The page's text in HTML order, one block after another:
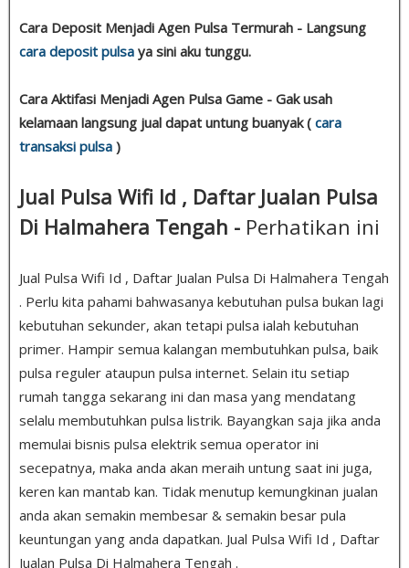
Cara Deposit Menjadi Agen Pulsa Termurah - Langsung
cara deposit pulsa ya sini aku tunggu.
Cara Aktifasi Menjadi Agen Pulsa Game - Gak usah
kelamaan langsung jual dapat untung buanyak ( cara
transaksi pulsa )
Jual Pulsa Wifi Id , Daftar Jualan Pulsa
Di Halmahera Tengah - Perhatikan ini
Jual Pulsa Wifi Id , Daftar Jualan Pulsa Di Halmahera Tengah
. Perlu kita pahami bahwasanya kebutuhan pulsa bukan lagi
kebutuhan sekunder, akan tetapi pulsa ialah kebutuhan
primer. Hampir semua kalangan membutuhkan pulsa, baik
pulsa reguler ataupun pulsa internet. Selain itu setiap
rumah tangga sekarang ini dan masa yang mendatang
selalu membutuhkan pulsa listrik. Bayangkan saja jika anda
memulai bisnis pulsa elektrik semua operator ini
secepatnya, maka anda akan meraih untung saat ini juga,
keren kan mantab kan. Tidak menutup kemungkinan jualan
anda akan semakin membesar & semakin besar pula
keuntungan yang anda dapatkan. Jual Pulsa Wifi Id , Daftar
Jualan Pulsa Di Halmahera Tengah .